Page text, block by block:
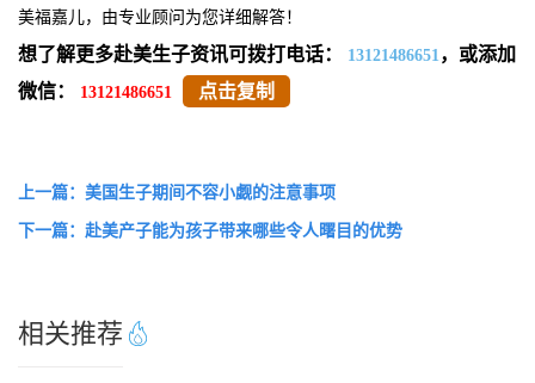
美福嘉儿，由专业顾问为您详细解答！
想了解更多赴美生子资讯可拨打电话： 13121486651 ，或添加
微信：
13121486651 点击复制
上一篇：美国生子期间不容小觑的注意事项
下一篇：赴美产子能为孩子带来哪些令人曙目的优势
相关推荐